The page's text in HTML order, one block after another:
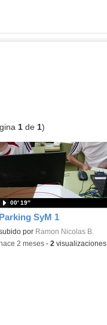
1de 1)
Parking SyM 1
educativo.
por Ramon Nicolas B.
00′ 19″
-hace 2 meses- 2 visualizaciones